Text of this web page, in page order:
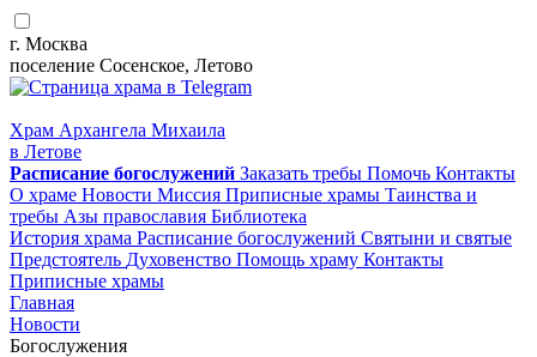
г. Москва
поселение Сосенское, Летово
Храм Архангела Михаила
в Летове
Расписание богослужений Заказать требы Помочь Контакты
О храме Новости Миссия Приписные храмы Таинства и
требы Азы православия Библиотека
История храма Расписание богослужений Святыни и святые
Предстоятель Духовенство Помощь храму Контакты
Приписные храмы
Главная
Новости
Богослужения